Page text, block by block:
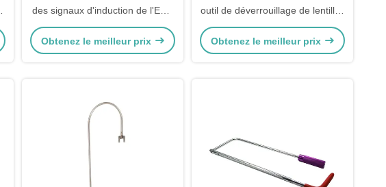
des signaux d'induction de l'ECU
dans l'automobile
Obtenez le meilleur prix
outil de déverrouillage de lentilles
ultra petites, outil de réparation
de voitures, outil de serrure
Obtenez le meilleur prix